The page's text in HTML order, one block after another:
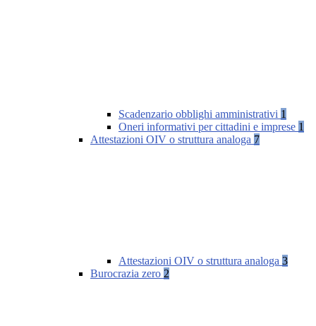
Scadenzario obblighi amministrativi 1
Oneri informativi per cittadini e imprese 1
Attestazioni OIV o struttura analoga 7
Attestazioni OIV o struttura analoga 3
Burocrazia zero 2